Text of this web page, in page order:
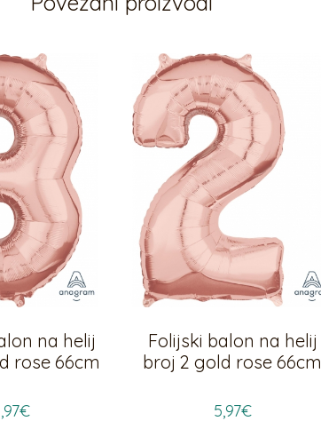
na helij
rose 66cm
€
Folijski balon na helij
broj 2 gold rose 66cm
5,97€